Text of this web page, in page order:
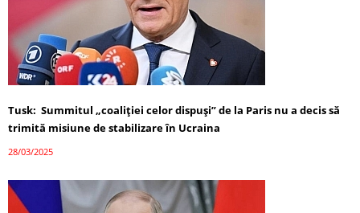
Tusk: Summitul „coaliției celor dispuși” de la Paris nu a decis să
trimită misiune de stabilizare în Ucraina
28/03/2025